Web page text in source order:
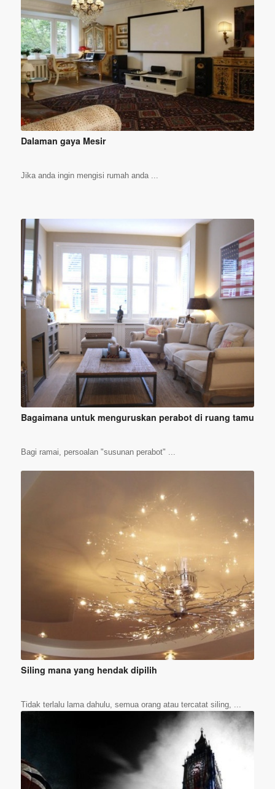
Dalaman gaya Mesir
Jika anda ingin mengisi rumah anda ...
Bagaimana untuk menguruskan perabot di ruang tamu
Bagi ramai, persoalan "susunan perabot" ...
Siling mana yang hendak dipilih
Tidak terlalu lama dahulu, semua orang atau tercatat siling, ...